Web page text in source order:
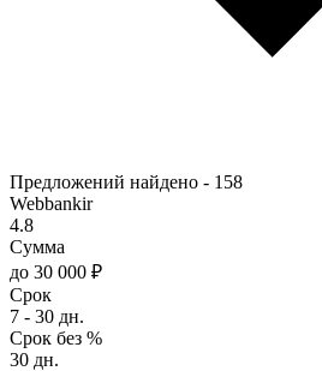
Предложений найдено - 158
Webbankir
4.8
Сумма
до 30 000 ₽
Срок
7 - 30 дн.
Срок без %
30 дн.